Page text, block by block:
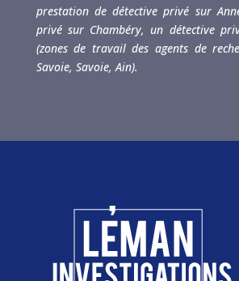
prestation de détective privé sur
privé sur Chambéry, un détective
(zones de travail des agents de
Savoie, Savoie, Ain).